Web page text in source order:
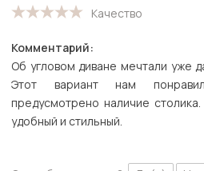
Качество
Комментарий:
Об угловом диване мечтали уже
Этот вариант нам
предусмотрено наличие
удобный и стильный.